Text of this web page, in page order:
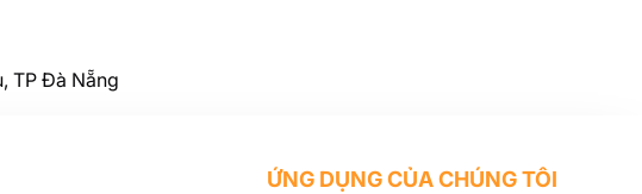
TP Đà Nẵng
ỨNG DỤNG CỦA CHÚNG TÔI